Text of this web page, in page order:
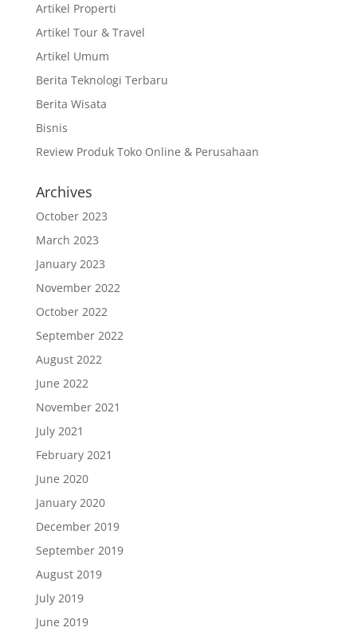
Artikel Properti
Artikel Tour & Travel
Artikel Umum
Berita Teknologi Terbaru
Berita Wisata
Bisnis
Review Produk Toko Online & Perusahaan
Archives
October 2023
March 2023
January 2023
November 2022
October 2022
September 2022
August 2022
June 2022
November 2021
July 2021
February 2021
June 2020
January 2020
December 2019
September 2019
August 2019
July 2019
June 2019